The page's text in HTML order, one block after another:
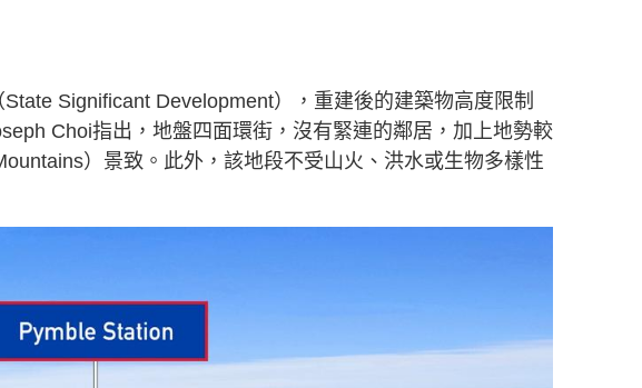
Significant Development），重建後的建築物高度限制
Choi指出，地盤四面環街，沒有緊連的鄰居，加上地勢較
）景致。此外，該地段不受山火、洪水或生物多樣性